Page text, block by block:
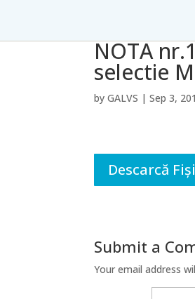
NOTA
selectie
byGALVS |Sep 3,
Descarcă
Submit a
Your email address